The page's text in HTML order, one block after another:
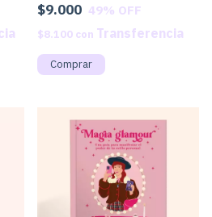
$9.000 49% OFF
$8.100 con